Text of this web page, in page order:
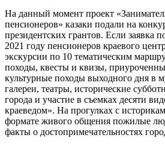
На данный момент проект
пенсионеров» казаки подали на
президентских грантов. Если заявка
2021 году пенсионеров краевого
экскурсии по 10 тематическим
походы, квесты и квизы,
культурные походы выходного дня в
галереи, театры, исторические
города и участие в съемках десяти
краеведом». На прогулках с
формате живого общения пожилые
факты о достопримечательностях